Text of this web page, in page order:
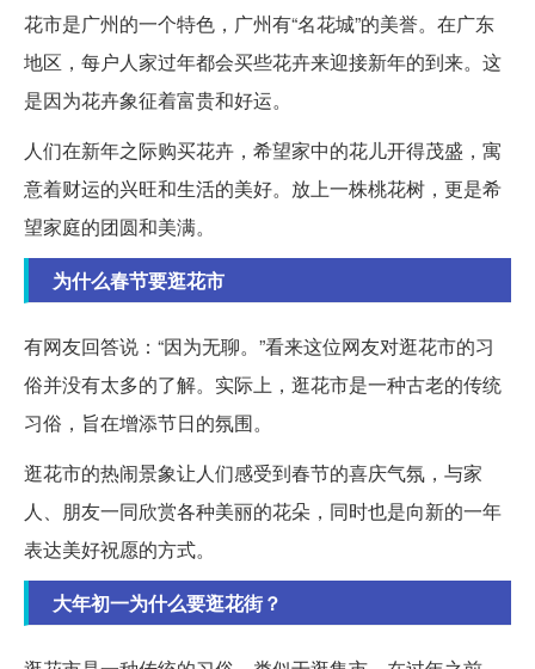
花市是广州的一个特色，广州有“名花城”的美誉。在广东
地区，每户人家过年都会买些花卉来迎接新年的到来。这
是因为花卉象征着富贵和好运。
人们在新年之际购买花卉，希望家中的花儿开得茂盛，寓
意着财运的兴旺和生活的美好。放上一株桃花树，更是希
望家庭的团圆和美满。
为什么春节要逛花市
有网友回答说：“因为无聊。”看来这位网友对逛花市的习
俗并没有太多的了解。实际上，逛花市是一种古老的传统
习俗，旨在增添节日的氛围。
逛花市的热闹景象让人们感受到春节的喜庆气氛，与家
人、朋友一同欣赏各种美丽的花朵，同时也是向新的一年
表达美好祝愿的方式。
大年初一为什么要逛花街？